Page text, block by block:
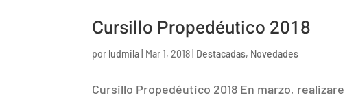
Cursillo Propedéutico 2018
por ludmila Mar 1, 2018 Destacadas, Novedades
Cursillo Propedéutico 2018 En marzo,